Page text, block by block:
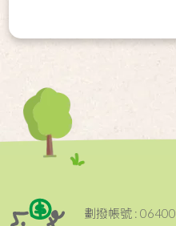
劃撥帳號 :